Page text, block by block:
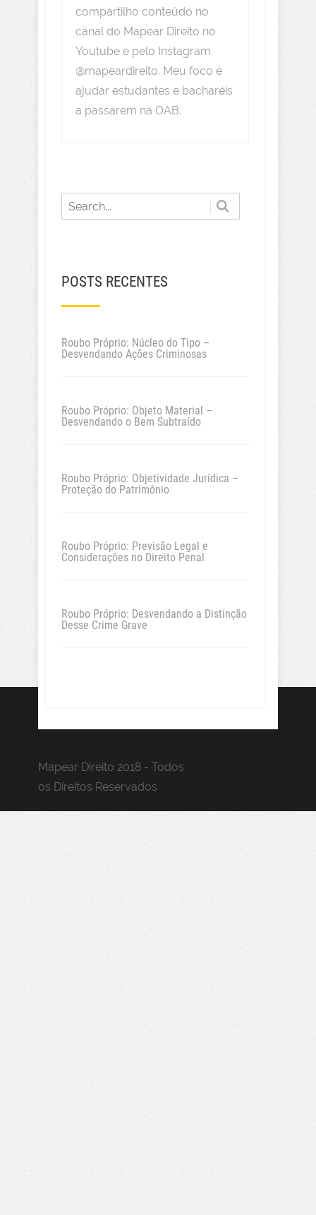
compartilho conteúdo no
canal do Mapear Direito no
Youtube e pelo Instagram
@mapeardireito. Meu foco é
ajudar estudantes e bacharéis
a passarem na OAB.
POSTS RECENTES
Roubo Próprio: Núcleo do Tipo –
Desvendando Ações Criminosas
Roubo Próprio: Objeto Material –
Desvendando o Bem Subtraído
Roubo Próprio: Objetividade Jurídica –
Proteção do Patrimônio
Roubo Próprio: Previsão Legal e
Considerações no Direito Penal
Roubo Próprio: Desvendando a Distinção
Desse Crime Grave
Mapear Direito 2018 - Todos
os Direitos Reservados